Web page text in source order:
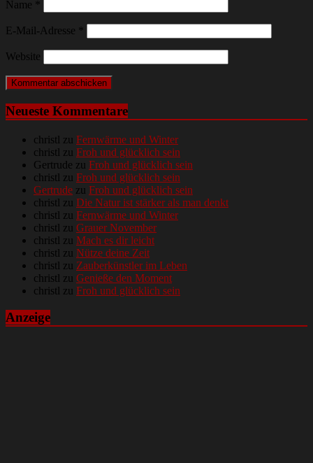
Name
E-Mail-Adresse
Website
Neueste Kommentare
christl zu Fernwärme und Winter
christl zu Froh und glücklich sein
Gertrude zu Froh und glücklich sein
christl zu Froh und glücklich sein
Gertrude zu Froh und glücklich sein
christl zu Die Natur ist stärker als man denkt
christl zu Fernwärme und Winter
christl zu Grauer November
christl zu Mach es dir leicht
christl zu Nütze deine Zeit
christl zu Zauberkünstler im Leben
christl zu Genieße den Moment
christl zu Froh und glücklich sein
Anzeige